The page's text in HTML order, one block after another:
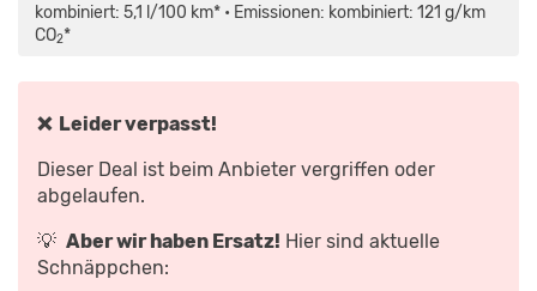
kombiniert: 5,1 l/100 km* • Emissionen: kombiniert: 121 g/km
CO2*
❌ Leider verpasst!
Dieser Deal ist beim Anbieter vergriffen oder
abgelaufen.
💡 Aber wir haben Ersatz! Hier sind aktuelle
Schnäppchen:
EINE
RUNDE
KIEZ
STAAT“
ANZEIGEN